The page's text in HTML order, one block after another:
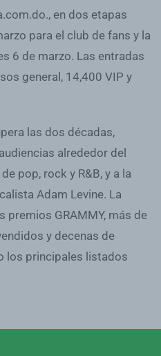
en dos etapas
para el club de fans y la
6 de marzo. Las entradas
general, 14,400 VIP y
las dos décadas,
alrededor del
pop, rock y R&B, y a la
Adam Levine. La
premios GRAMMY, más de
y decenas de
los principales listados